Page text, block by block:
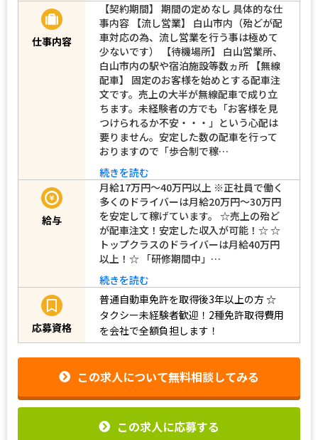
仕事内容
【契約期間】 期間の定めなし 具体的な仕
事内容 【流し営業】 白山市内（殆どが配
車対応の為、流し営業を行う事は極めて
少ないです） 【待機場所】 白山営業所、
白山市内の駅や宿泊施設等数ヵ所 【無線
配車】 固定のお客様を始めとする配車注
文です。売上の大半が無線配車で成り立
ちます。未経験者の方でも「お客様を見
つけられるか不安・・・」という心配は
要りません。安定した数の配車を行って
おりますので「歩合制で稼…
続きを読む
給与
月給17万円～40万円以上 ※正社員で働く
多くのドライバーは月給20万円〜30万円
を安定して稼げています。 ☆売上の殆ど
が配車注文！安定した収入が可能！☆ ☆
トップクラスのドライバーは月給40万円
以上！☆ 「研修期間中」…
続きを読む
応募資格
普通自動車免許を取得後3年以上の方☆
タクシー未経験者歓迎！2種免許取得費用
を会社で全額負担します！
この求人について無料相談してみる
この求人に応募する